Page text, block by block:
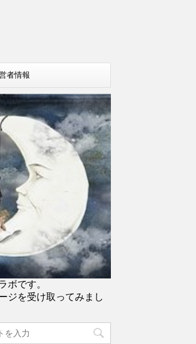
者情報
ボです。
ジを受け取ってみまし